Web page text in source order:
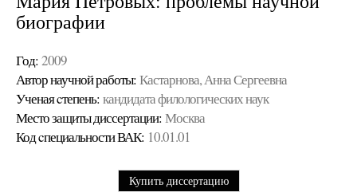
биографии
Год: 2009
Автор научной работы: Кастарнова, Анна Сергеевна
Ученая cтепень: кандидата филологических наук
Место защиты диссертации: Москва
Код cпециальности ВАК: 10.01.01
Купить диссертацию